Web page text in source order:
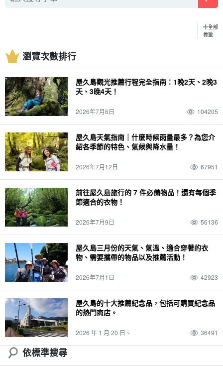
全部
標籤
瀏覽次數排行
屋久島觀光推薦行程完全指南：1晚2天、2晚3
天、3晚4天！
2026年7月6日 104205
屋久島天氣指南｜什麼時候雨量最多？為您介
紹各季節的特色、氣候與降水量！
2026年7月12日 67951
前往屋久島旅行的 7 件必備物品！還有每個季
節適合的衣物！
2026年7月9日 56136
屋久島三月份的天氣、氣溫、適合穿著的衣
物、需要攜帶的物品以及推薦活動！
2026年7月1日 42923
屋久島的十大推薦紀念品，包括可購買紀念品
的熱門商店。
2026 年 1 月 20 日。 36491
依標準搜尋